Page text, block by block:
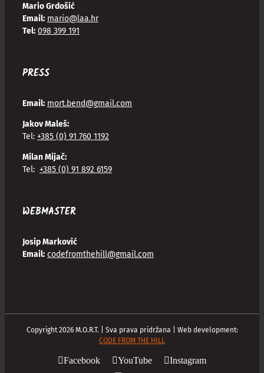
Mario Grdošić
Email: mario@laa.hr
Tel: 098 399 191
PRESS
Email: mort.bend@gmail.com
Jakov Maleš:
Tel: +385 (0) 91 760 1192
Milan Mijač:
Tel: +385 (0) 91 892 6159
WEBMASTER
Josip Marković
Email: codefromthehill@gmail.com
Copyright2026M.O.R.T. | Sva prava pridržana | Web development:
CODE FROM THE HILL
Facebook YouTube
Instagram